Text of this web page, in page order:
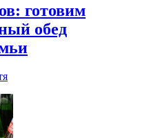
готовим
обед